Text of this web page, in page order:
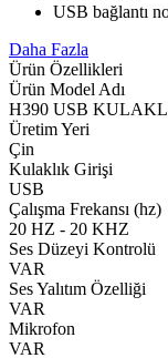
USB bağlantı
Daha Fazla
Ürün Özellikleri
Ürün Model Adı
H390 USB
Üretim Yeri
Çin
Kulaklık Girişi
USB
Çalışma Frekansı (hz)
20 HZ - 20 KHZ
Ses Düzeyi Kontrolü
VAR
Ses Yalıtım Özelliği
VAR
Mikrofon
VAR